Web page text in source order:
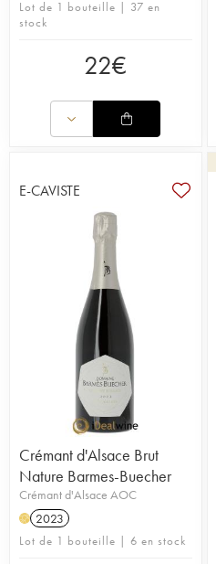
Lot de 1 bouteille | 37 en
stock
22€
E-CAVISTE
Crémant d'Alsace Brut
Nature Barmes-Buecher
Crémant d'Alsace AOC
H 2023
Lot de 1 bouteille | 6 en stock